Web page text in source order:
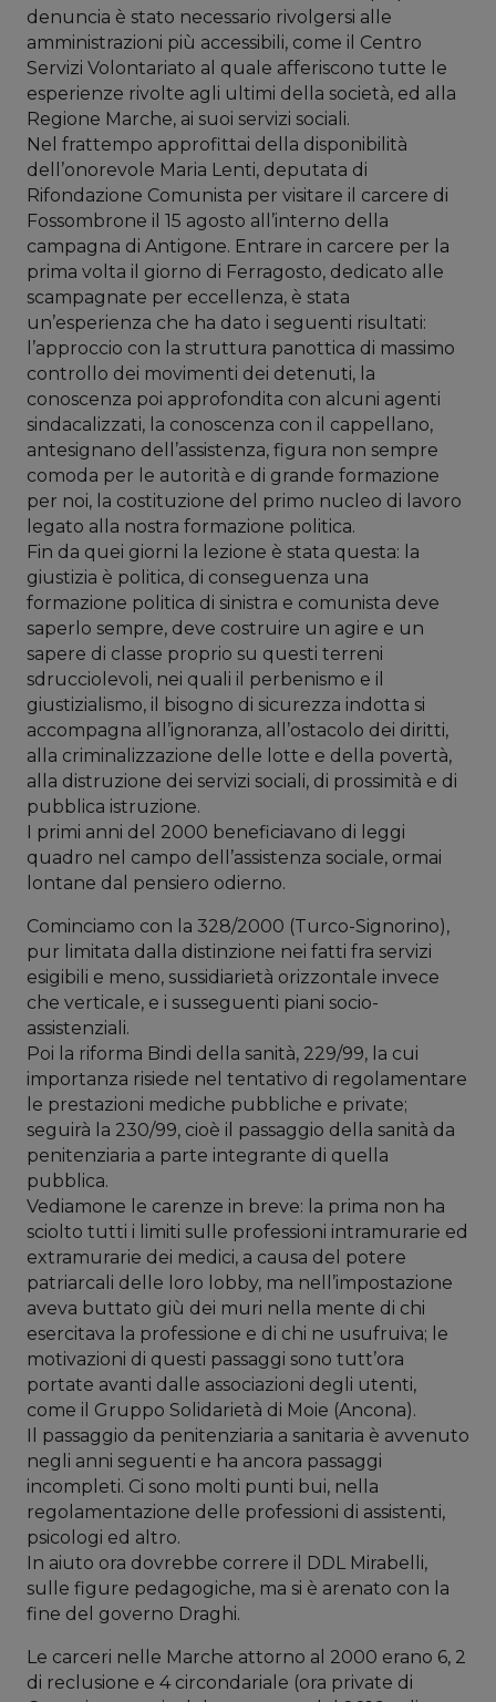
denuncia è stato necessario rivolgersi alle
amministrazioni più accessibili, come il Centro
Servizi Volontariato al quale afferiscono tutte le
esperienze rivolte agli ultimi della società, ed alla
Regione Marche, ai suoi servizi sociali.
Nel frattempo approfittai della disponibilità
dell’onorevole Maria Lenti, deputata di
Rifondazione Comunista per visitare il carcere di
Fossombrone il 15 agosto all’interno della
campagna di Antigone. Entrare in carcere per la
prima volta il giorno di Ferragosto, dedicato alle
scampagnate per eccellenza, è stata
un’esperienza che ha dato i seguenti risultati:
l’approccio con la struttura panottica di massimo
controllo dei movimenti dei detenuti, la
conoscenza poi approfondita con alcuni agenti
sindacalizzati, la conoscenza con il cappellano,
antesignano dell’assistenza, figura non sempre
comoda per le autorità e di grande formazione
per noi, la costituzione del primo nucleo di lavoro
legato alla nostra formazione politica.
Fin da quei giorni la lezione è stata questa: la
giustizia è politica, di conseguenza una
formazione politica di sinistra e comunista deve
saperlo sempre, deve costruire un agire e un
sapere di classe proprio su questi terreni
sdrucciolevoli, nei quali il perbenismo e il
giustizialismo, il bisogno di sicurezza indotta si
accompagna all’ignoranza, all’ostacolo dei diritti,
alla criminalizzazione delle lotte e della povertà,
alla distruzione dei servizi sociali, di prossimità e di
pubblica istruzione.
I primi anni del 2000 beneficiavano di leggi
quadro nel campo dell’assistenza sociale, ormai
lontane dal pensiero odierno.
Cominciamo con la 328/2000 (Turco-Signorino),
pur limitata dalla distinzione nei fatti fra servizi
esigibili e meno, sussidiarietà orizzontale invece
che verticale, e i susseguenti piani socio-
assistenziali.
Poi la riforma Bindi della sanità, 229/99, la cui
importanza risiede nel tentativo di regolamentare
le prestazioni mediche pubbliche e private;
seguirà la 230/99, cioè il passaggio della sanità da
penitenziaria a parte integrante di quella
pubblica.
Vediamone le carenze in breve: la prima non ha
sciolto tutti i limiti sulle professioni intramurarie ed
extramurarie dei medici, a causa del potere
patriarcali delle loro lobby, ma nell’impostazione
aveva buttato giù dei muri nella mente di chi
esercitava la professione e di chi ne usufruiva; le
motivazioni di questi passaggi sono tutt’ora
portate avanti dalle associazioni degli utenti,
come il Gruppo Solidarietà di Moie (Ancona).
Il passaggio da penitenziaria a sanitaria è avvenuto
negli anni seguenti e ha ancora passaggi
incompleti. Ci sono molti punti bui, nella
regolamentazione delle professioni di assistenti,
psicologi ed altro.
In aiuto ora dovrebbe correre il DDL Mirabelli,
sulle figure pedagogiche, ma si è arenato con la
fine del governo Draghi.
Le carceri nelle Marche attorno al 2000 erano 6, 2
di reclusione e 4 circondariale (ora private di